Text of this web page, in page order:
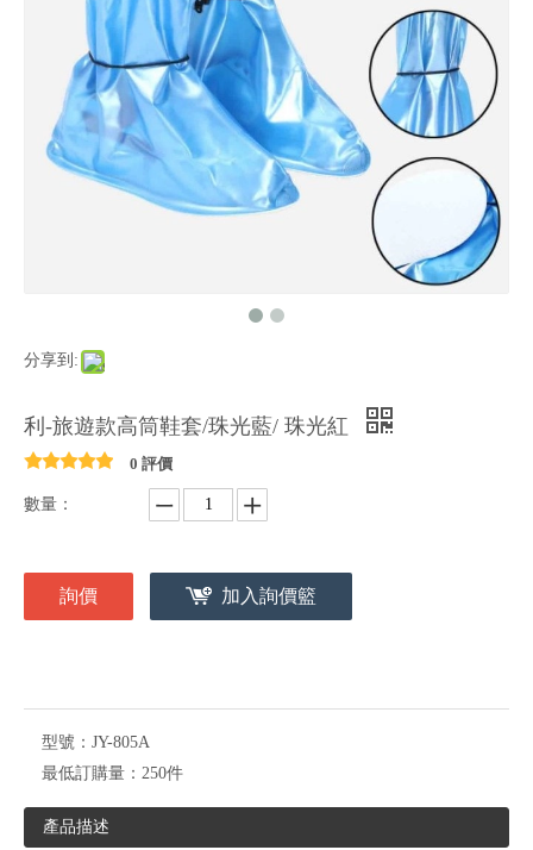
分享到:
利-旅遊款高筒鞋套/珠光藍/ 珠光紅
0 評價
數量：
詢價 加入詢價籃
型號： JY-805A
最低訂購量： 250件
產品描述